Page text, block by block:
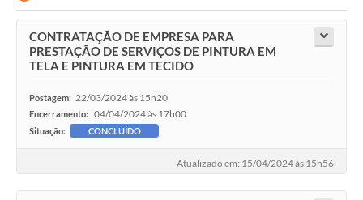
QUESTIONÁRIO PPA 2026/2029, LDO 2026 e LOA 2026
ORÇAMENTO PARTICIPATIVO MUNICIPAL 2025
Holerite online
Meio Ambiente
CONTRATAÇÃO DE EMPRESA PARA
PRESTAÇÃO DE SERVIÇOS DE PINTURA EM
TELA E PINTURA EM TECIDO
Postagem: 22/03/2024 às 15h20
Encerramento: 04/04/2024 às 17h00
Situação: CONCLUÍDO
Atualizado em: 15/04/2024 às 15h56